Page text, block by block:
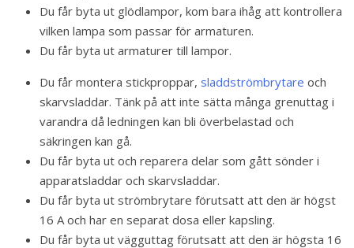
Du får byta ut glödlampor, kom bara ihåg att kontrollera
vilken lampa som passar för armaturen.
Du får byta ut armaturer till lampor.
Du får montera stickproppar, sladdströmbrytare och
skarvsladdar. Tänk på att inte sätta många grenuttag i
varandra då ledningen kan bli överbelastad och
säkringen kan gå.
Du får byta ut och reparera delar som gått sönder i
apparatsladdar och skarvsladdar.
Du får byta ut strömbrytare förutsatt att den är högst
16 A och har en separat dosa eller kapsling.
Du får byta ut vägguttag förutsatt att den är högsta 16